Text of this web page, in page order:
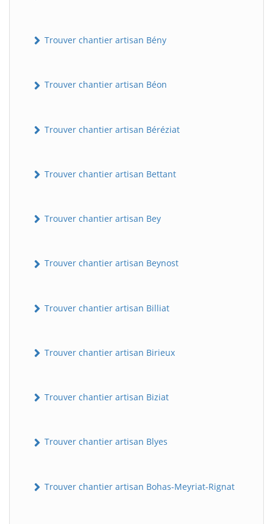
Trouver chantier artisan Bény
Trouver chantier artisan Béon
Trouver chantier artisan Béréziat
Trouver chantier artisan Bettant
Trouver chantier artisan Bey
Trouver chantier artisan Beynost
Trouver chantier artisan Billiat
Trouver chantier artisan Birieux
Trouver chantier artisan Biziat
Trouver chantier artisan Blyes
Trouver chantier artisan Bohas-Meyriat-Rignat